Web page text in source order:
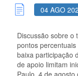
04 AGO
Discussão sobre o
pontos
baixa participação
de apoio limitam
Paulo, 4 de